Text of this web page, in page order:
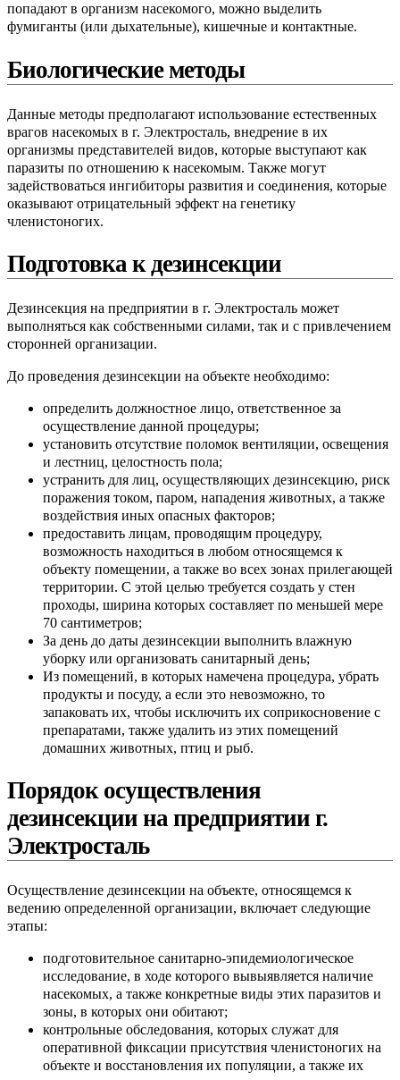
попадают в организм насекомого, можно выделить
фумиганты (или дыхательные), кишечные и контактные.
Биологические методы
Данные методы предполагают использование естественных
врагов насекомых в г. Электросталь, внедрение в их
организмы представителей видов, которые выступают как
паразиты по отношению к насекомым. Также могут
задействоваться ингибиторы развития и соединения, которые
оказывают отрицательный эффект на генетику
членистоногих.
Подготовка к дезинсекции
Дезинсекция на предприятии в г. Электросталь может
выполняться как собственными силами, так и с привлечением
сторонней организации.
До проведения дезинсекции на объекте необходимо:
определить должностное лицо, ответственное за
осуществление данной процедуры;
установить отсутствие поломок вентиляции, освещения
и лестниц, целостность пола;
устранить для лиц, осуществляющих дезинсекцию, риск
поражения током, паром, нападения животных, а также
воздействия иных опасных факторов;
предоставить лицам, проводящим процедуру,
возможность находиться в любом относящемся к
объекту помещении, а также во всех зонах прилегающей
территории. С этой целью требуется создать у стен
проходы, ширина которых составляет по меньшей мере
70 сантиметров;
За день до даты дезинсекции выполнить влажную
уборку или организовать санитарный день;
Из помещений, в которых намечена процедура, убрать
продукты и посуду, а если это невозможно, то
запаковать их, чтобы исключить их соприкосновение с
препаратами, также удалить из этих помещений
домашних животных, птиц и рыб.
Порядок осуществления
дезинсекции на предприятии г.
Электросталь
Осуществление дезинсекции на объекте, относящемся к
ведению определенной организации, включает следующие
этапы:
подготовительное санитарно-эпидемиологическое
исследование, в ходе которого вывыявляется наличие
насекомых, а также конкретные виды этих паразитов и
зоны, в которых они обитают;
контрольные обследования, которых служат для
оперативной фиксации присутствия членистоногих на
объекте и восстановления их популяции, а также их